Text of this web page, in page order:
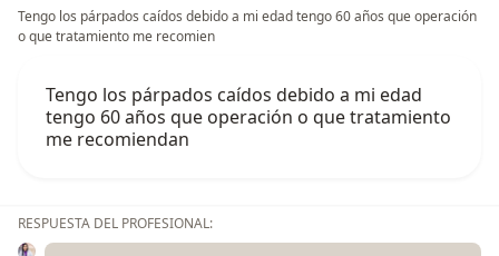
Tengo los párpados caídos debido a mi edad tengo 60 años que operación
o que tratamiento me recomien
Tengo los párpados caídos debido a mi edad
tengo 60 años que operación o que tratamiento
me recomiendan
RESPUESTA DEL PROFESIONAL: